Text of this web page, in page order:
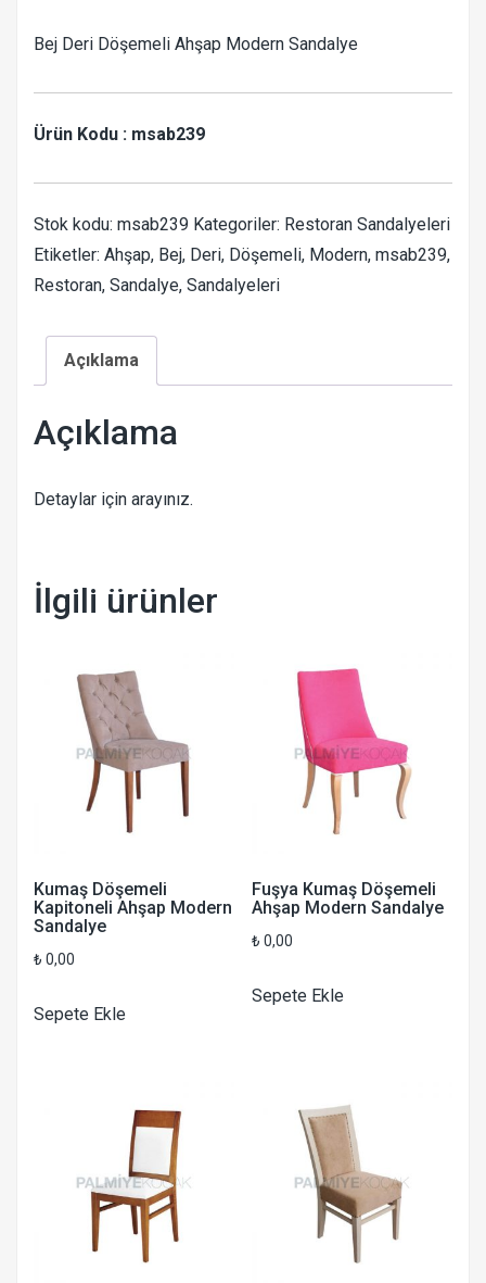
Bej Deri Döşemeli Ahşap Modern Sandalye
Ürün Kodu : msab239
Stok kodu: msab239 Kategoriler: Restoran Sandalyeleri
Etiketler: Ahşap, Bej, Deri, Döşemeli, Modern, msab239,
Restoran, Sandalye, Sandalyeleri
Açıklama
Açıklama
Detaylar için arayınız.
İlgili ürünler
Kumaş Döşemeli
Kapitoneli Ahşap Modern
Sandalye
₺ 0,00
Sepete Ekle
Fuşya Kumaş Döşemeli
Ahşap Modern Sandalye
₺ 0,00
Sepete Ekle